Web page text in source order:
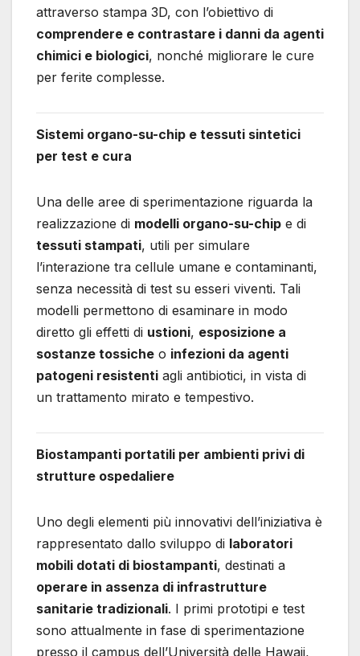
attraverso stampa 3D, con l’obiettivo di
comprendere e contrastare i danni da agenti
chimici e biologici, nonché migliorare le cure
per ferite complesse.
Sistemi organo-su-chip e tessuti sintetici
per test e cura
Una delle aree di sperimentazione riguarda la
realizzazione di modelli organo-su-chip e di
tessuti stampati, utili per simulare
l’interazione tra cellule umane e contaminanti,
senza necessità di test su esseri viventi. Tali
modelli permettono di esaminare in modo
diretto gli effetti di ustioni, esposizione a
sostanze tossiche o infezioni da agenti
patogeni resistenti agli antibiotici, in vista di
un trattamento mirato e tempestivo.
Biostampanti portatili per ambienti privi di
strutture ospedaliere
Uno degli elementi più innovativi dell’iniziativa è
rappresentato dallo sviluppo di laboratori
mobili dotati di biostampanti, destinati a
operare in assenza di infrastrutture
sanitarie tradizionali. I primi prototipi e test
sono attualmente in fase di sperimentazione
presso il campus dell’Università delle Hawaii,